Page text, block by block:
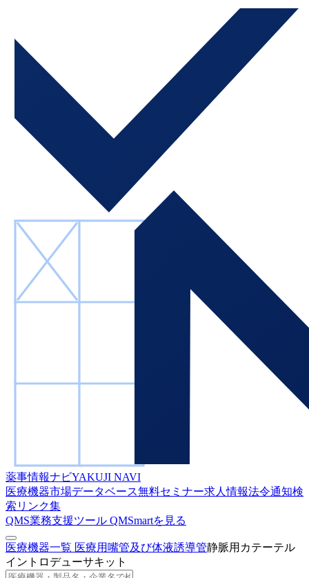
薬事情報ナビYAKUJI NAVI
医療機器市場データベース無料セミナー求人情報法令通知検
索 リンク集
QMS業務支援ツール QMSmartを見る
医療機器一覧 医療用嘴管及び体液誘導管静脈用カテーテル
イントロデューサキット